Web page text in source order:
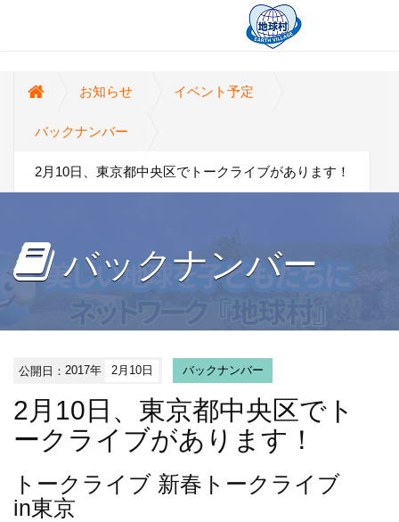
お知らせ イベント予定
バックナンバー
2月10日、東京都中央区でトークライブがあります！
バックナンバー
公開日：2017年 2月10日 バックナンバー
2月10日、東京都中央区でト
ークライブがあります！
トークライブ 新春トークライブ
in東京